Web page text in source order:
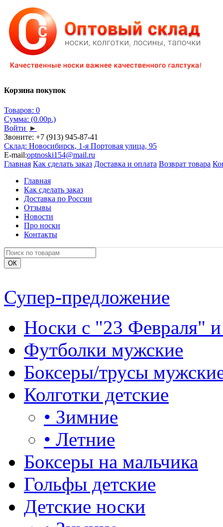
Корзина покупок
Товаров: 0
Сумма: (0.00р.)
Войти ►
Звоните: +7 (913) 945-87-41
Склад: Новосибирск, 1-я Портовая улица, 95
E-mail:optnoski154@mail.ru
Главная Как сделать заказ Доставка и оплата Возврат товара
Главная
Как сделать заказ
Доставка по России
Отзывы
Новости
Про носки
Контакты
Супер-предложение
Носки с "23 Февраля"
Футболки мужские
Боксеры/трусы
Колготки детские
• Зимние
• Летние
Боксеры на мальчика
Гольфы детские
Детские носки